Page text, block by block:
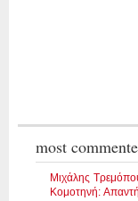
most
Μιχάλης
Κομοτηνή: